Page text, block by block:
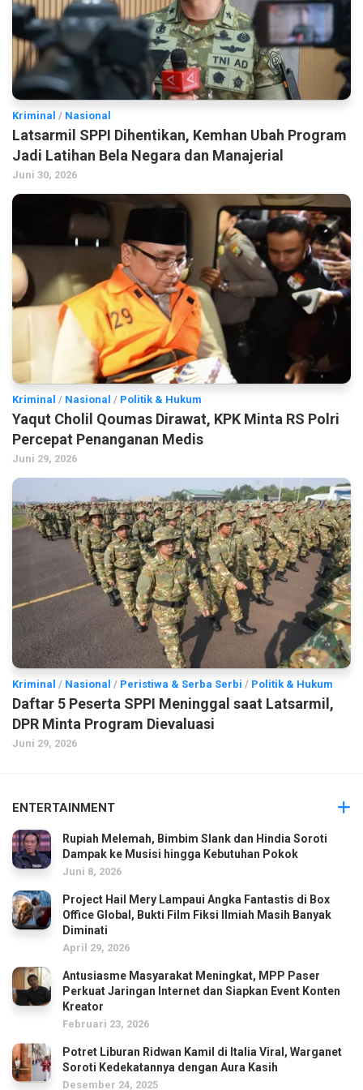
Kriminal / Nasional
Latsarmil SPPI Dihentikan, Kemhan Ubah Program
Jadi Latihan Bela Negara dan Manajerial
Juni 30, 2026
Kriminal / Nasional / Politik & Hukum
Yaqut Cholil Qoumas Dirawat, KPK Minta RS Polri
Percepat Penanganan Medis
Juni 29, 2026
Kriminal / Nasional / Peristiwa & Serba Serbi / Politik & Hukum
Daftar 5 Peserta SPPI Meninggal saat Latsarmil,
DPR Minta Program Dievaluasi
Juni 29, 2026
ENTERTAINMENT
Rupiah Melemah, Bimbim Slank dan Hindia Soroti
Dampak ke Musisi hingga Kebutuhan Pokok
Juni 8, 2026
Project Hail Mery Lampaui Angka Fantastis di Box
Office Global, Bukti Film Fiksi Ilmiah Masih Banyak
Diminati
April 29, 2026
Antusiasme Masyarakat Meningkat, MPP Paser
Perkuat Jaringan Internet dan Siapkan Event Konten
Kreator
Februari 23, 2026
Potret Liburan Ridwan Kamil di Italia Viral, Warganet
Soroti Kedekatannya dengan Aura Kasih
Desember 24, 2025